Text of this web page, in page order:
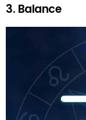
3. Balance